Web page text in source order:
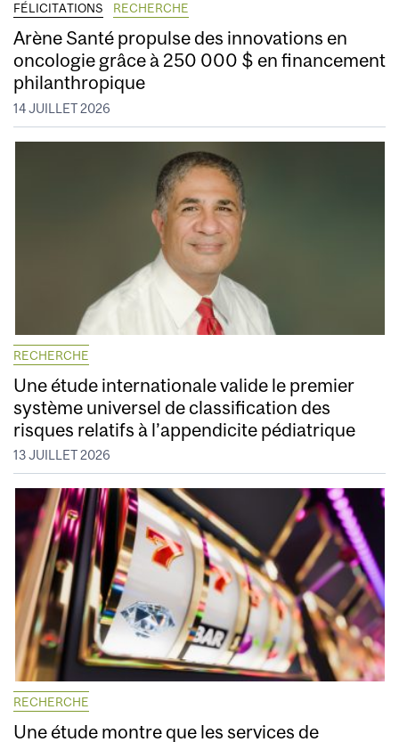
FÉLICITATIONS RECHERCHE
Arène Santé propulse des innovations en
oncologie grâce à 250 000 $ en financement
philanthropique
14 JUILLET 2026
RECHERCHE
Une étude internationale valide le premier
système universel de classification des
risques relatifs à l’appendicite pédiatrique
13 JUILLET 2026
RECHERCHE
Une étude montre que les services de